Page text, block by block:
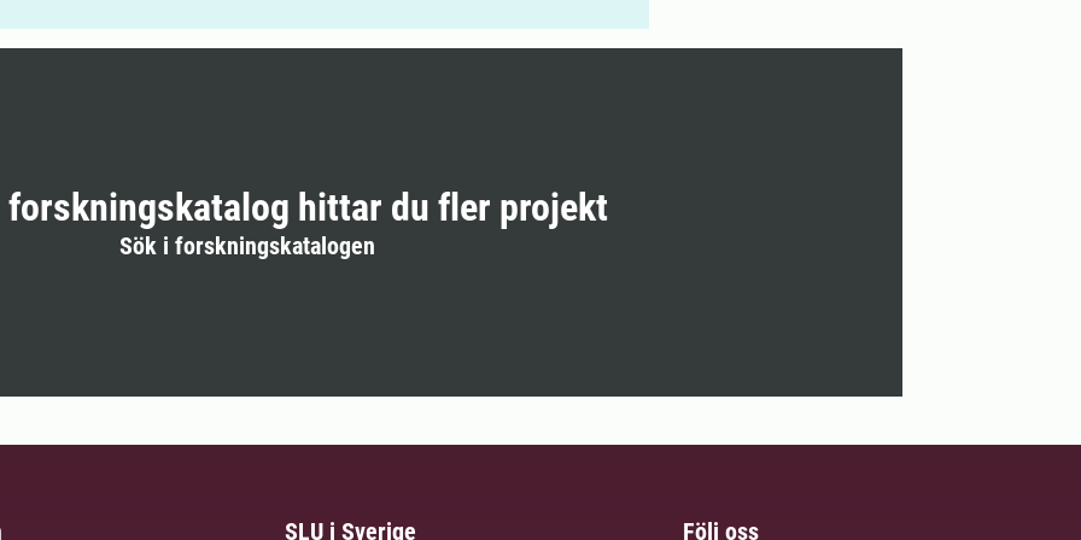
forskningskatalog hittar du fler projekt
Sök i forskningskatalogen
SLU i Sverige Följ oss